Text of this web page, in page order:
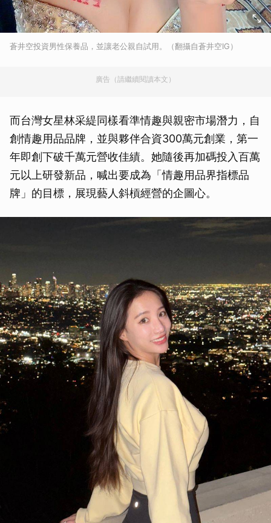
蒼井空投資男性保養品，並讓老公親自試用。（翻攝自蒼井空IG）
廣告（請繼續閱讀本文）
而台灣女星林采緹同樣看準情趣與親密市場潛力，自
創情趣用品品牌，並與夥伴合資300萬元創業，第一
年即創下破千萬元營收佳績。她隨後再加碼投入百萬
元以上研發新品，喊出要成為「情趣用品界指標品
牌」的目標，展現藝人斜槓經營的企圖心。